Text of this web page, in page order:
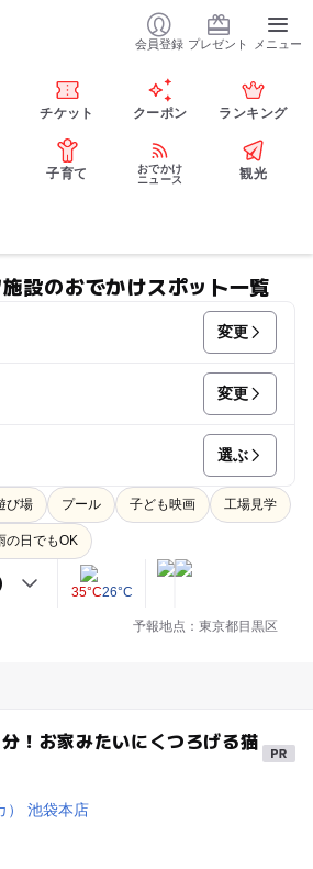
会員登録 プレゼント メニュー
チケット クーポン ランキング
子育て
おでかけ
ニュース
観光
設のおでかけスポット一覧
変更
変更
選ぶ
び場 プール 子ども映画 工場見学
の日でもOK
35°C26°C
予報地点：東京都目黒区
！お家みたいにくつろげる猫